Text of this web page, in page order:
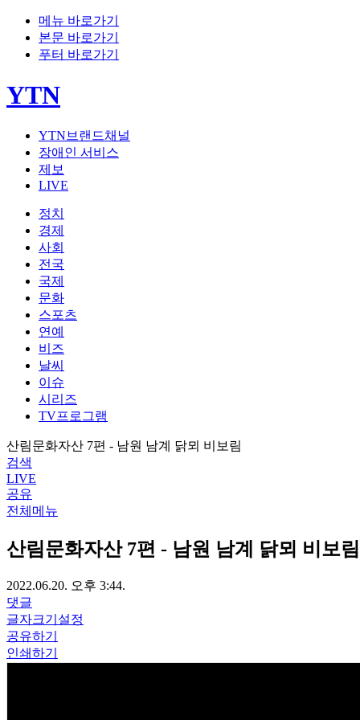
메뉴 바로가기
본문 바로가기
푸터 바로가기
YTN
YTN브랜드채널
장애인 서비스
제보
LIVE
정치
경제
사회
전국
국제
문화
스포츠
연예
비즈
날씨
이슈
시리즈
TV프로그램
산림문화자산 7편 - 남원 남계 닭뫼 비보림
검색
LIVE
공유
전체메뉴
산림문화자산 7편 - 남원 남계 닭뫼 비보림
2022.06.20. 오후 3:44.
댓글
글자크기설정
공유하기
인쇄하기